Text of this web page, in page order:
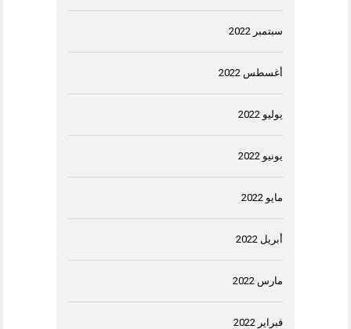
سبتمبر 2022
أغسطس 2022
يوليو 2022
يونيو 2022
مايو 2022
أبريل 2022
مارس 2022
فبراير 2022